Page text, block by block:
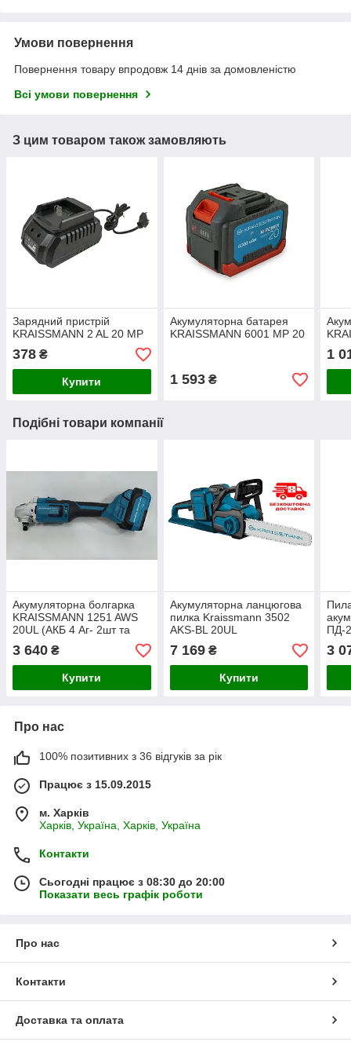
Умови повернення
Повернення товару впродовж 14 днів за домовленістю
Всі умови повернення
З цим товаром також замовляють
Зарядний пристрій
KRAISSMANN 2 AL 20 MP
378 ₴
Купити
Акумуляторна батарея
KRAISSMANN 6001 MP 20
1 593₴
1
Подібні товари компанії
Акумуляторна болгарка
KRAISSMANN 1251 AWS
20UL (АКБ 4 Аг- 2шт та
3 640 ₴
Купити
Акумуляторна ланцюгова
пилка Kraissmann 3502
AKS-BL 20UL
(2АКБ+зарядний пристрій)
безщітковий двигун
7 169₴
Купити
ПД-
3
Про нас
100% позитивних з 36 відгуків за рік
Працює з 15.09.2015
м. Харків
Харків, Україна, Харків, Україна
Контакти
Сьогодні працює з 08:30 до 20:00
Показати весь графік роботи
Про нас
Контакти
Доставка та оплата